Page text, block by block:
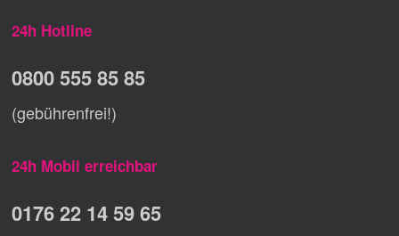
24h Hotline
0800 555 85 85
(gebührenfrei!)
24h Mobil erreichbar
0176 22 14 59 65